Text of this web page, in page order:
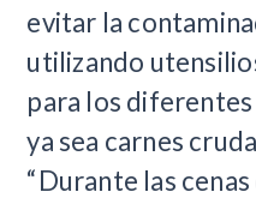
evitar la
utilizando
para los
ya sea carnes
“Durante las